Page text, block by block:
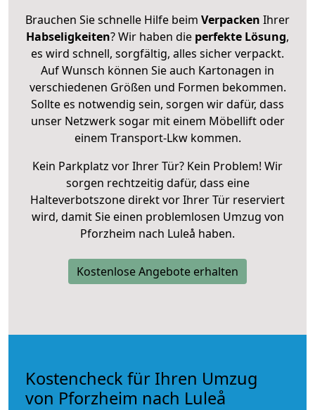
Brauchen Sie schnelle Hilfe beim Verpacken Ihrer
Habseligkeiten? Wir haben die perfekte Lösung,
es wird schnell, sorgfältig, alles sicher verpackt.
Auf Wunsch können Sie auch Kartonagen in
verschiedenen Größen und Formen bekommen.
Sollte es notwendig sein, sorgen wir dafür, dass
unser Netzwerk sogar mit einem Möbellift oder
einem Transport-Lkw kommen.
Kein Parkplatz vor Ihrer Tür? Kein Problem! Wir
sorgen rechtzeitig dafür, dass eine
Halteverbotszone direkt vor Ihrer Tür reserviert
wird, damit Sie einen problemlosen Umzug von
Pforzheim nach Luleå haben.
Kostenlose Angebote erhalten
Kostencheck für Ihren Umzug
von Pforzheim nach Luleå